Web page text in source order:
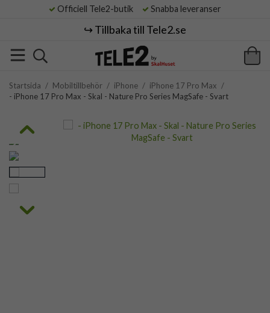
Officiell Tele2-butik Snabba leveranser
↪️ Tillbaka till Tele2.se
Startsida / Mobiltillbehör / iPhone / iPhone 17 Pro Max /
- iPhone 17 Pro Max - Skal - Nature Pro Series MagSafe - Svart